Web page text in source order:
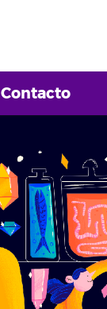
Contacto